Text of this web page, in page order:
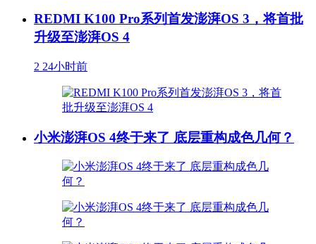
REDMI K100 Pro系列首发澎湃OS 3，将首批
升级至澎湃OS 4
2 24小时前
小米澎湃OS 4终于来了 底层重构成色几何？